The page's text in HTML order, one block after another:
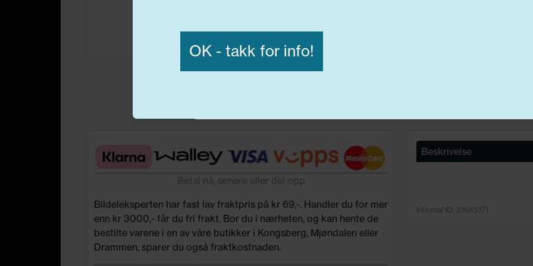
Betal nå, senere eller del opp
Bildeleksperten har fast lav fraktpris på kr 69,-. Handler du for mer
enn kr 3000,- får du fri frakt. Bor du i nærheten, og kan hente de
bestilte varene i en av våre butikker i Kongsberg, Mjøndalen eller
Drammen, sparer du også fraktkostnaden.
Beskrivelse
Internal ID: 21645171
OK - takk for info!